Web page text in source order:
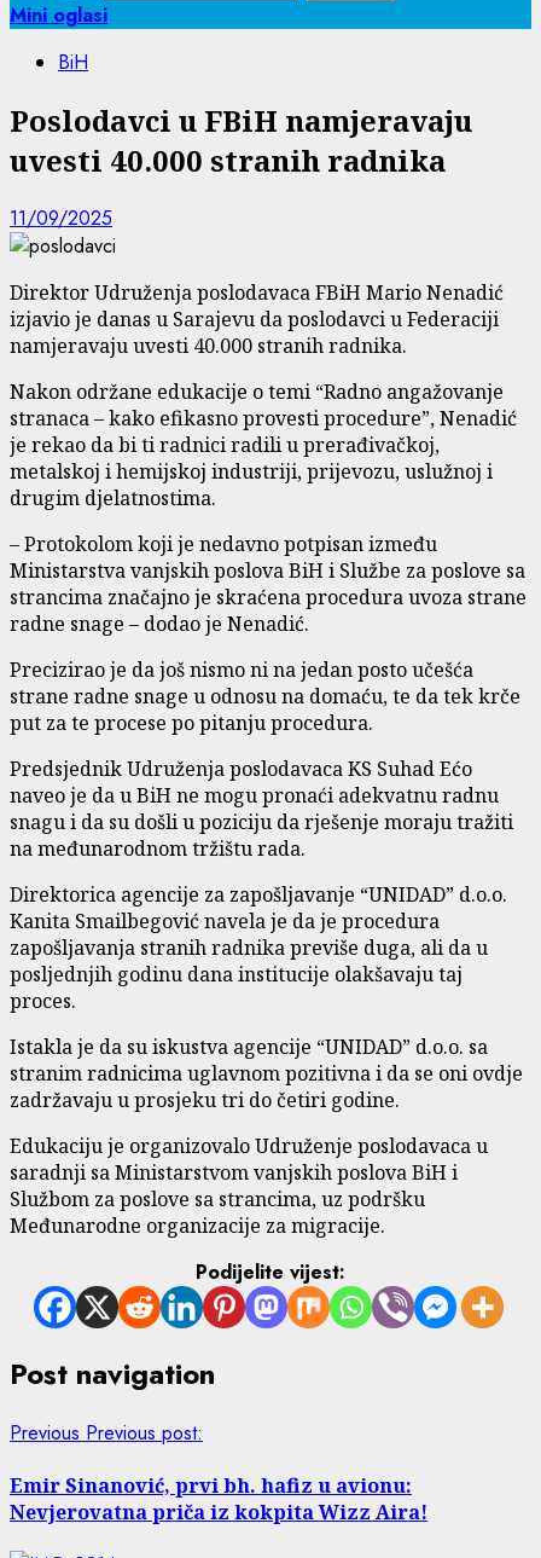
Mini oglasi
BiH
Poslodavci u FBiH namjeravaju
uvesti 40.000 stranih radnika
11/09/2025
Direktor Udruženja poslodavaca FBiH Mario Nenadić
izjavio je danas u Sarajevu da poslodavci u Federaciji
namjeravaju uvesti 40.000 stranih radnika.
Nakon održane edukacije o temi “Radno angažovanje
stranaca – kako efikasno provesti procedure”, Nenadić
je rekao da bi ti radnici radili u prerađivačkoj,
metalskoj i hemijskoj industriji, prijevozu, uslužnoj i
drugim djelatnostima.
– Protokolom koji je nedavno potpisan između
Ministarstva vanjskih poslova BiH i Službe za poslove sa
strancima značajno je skraćena procedura uvoza strane
radne snage – dodao je Nenadić.
Precizirao je da još nismo ni na jedan posto učešća
strane radne snage u odnosu na domaću, te da tek krče
put za te procese po pitanju procedura.
Predsjednik Udruženja poslodavaca KS Suhad Ećo
naveo je da u BiH ne mogu pronaći adekvatnu radnu
snagu i da su došli u poziciju da rješenje moraju tražiti
na međunarodnom tržištu rada.
Direktorica agencije za zapošljavanje “UNIDAD” d.o.o.
Kanita Smailbegović navela je da je procedura
zapošljavanja stranih radnika previše duga, ali da u
posljednjih godinu dana institucije olakšavaju taj
proces.
Istakla je da su iskustva agencije “UNIDAD” d.o.o. sa
stranim radnicima uglavnom pozitivna i da se oni ovdje
zadržavaju u prosjeku tri do četiri godine.
Edukaciju je organizovalo Udruženje poslodavaca u
saradnji sa Ministarstvom vanjskih poslova BiH i
Službom za poslove sa strancima, uz podršku
Međunarodne organizacije za migracije.
Podijelite vijest:
Post navigation
Previous Previous post:
Emir Sinanović, prvi bh. hafiz u avionu:
Nevjerovatna priča iz kokpita Wizz Aira!